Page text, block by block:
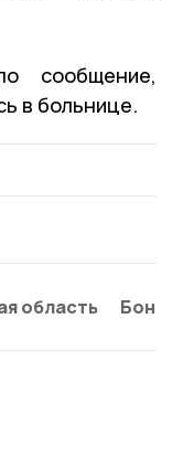
сообщение,
в больнице.
область